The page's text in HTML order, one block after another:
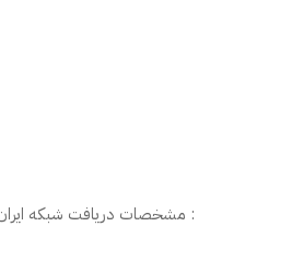
مشخصات دریافت شبکه ایران فردا در ماهواره ترکمنعالم :